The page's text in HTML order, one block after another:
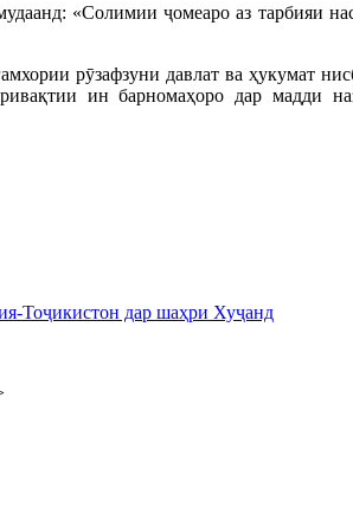
«Солимии ҷомеаро аз тарбияи
рӯзафзуни давлат ва ҳукумат
ин барномаҳоро дар мадди
Тоҷикистон дар шаҳри Хуҷанд